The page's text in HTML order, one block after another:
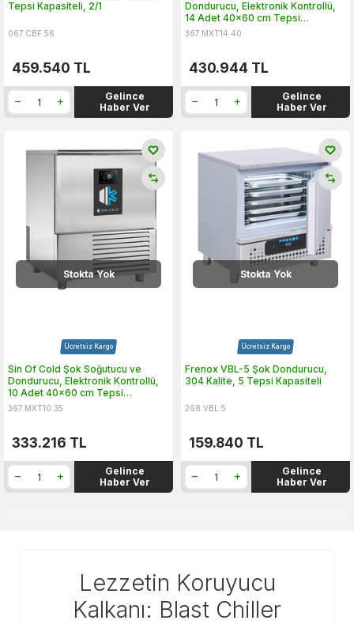
Tepsi Kapasiteli, 2/1
067.CBF.56
459.540 TL
Gelince
Haber Ver
Dondurucu, Elektronik Kontrollü,
14 Adet 40x60 cm Tepsi
Kapasiteli
367.MXT14.40
430.944 TL
Gelince
Haber Ver
Stokta Yok
Ücretsiz Kargo
Sin Of Cold Şok Soğutucu ve
Dondurucu, Elektronik Kontrollü,
10 Adet 40x60 cm Tepsi
Kapasiteli
367.MXT10.35
333.216 TL
Gelince
Haber Ver
Stokta Yok
Ücretsiz Kargo
Frenox VBL-5 Şok Dondurucu,
304 Kalite, 5 Tepsi Kapasiteli
268.VBL.5
159.840 TL
Gelince
Haber Ver
Lezzetin Koruyucu
Kalkanı: Blast Chiller